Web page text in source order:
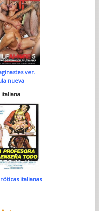
ver.
nueva
italianas